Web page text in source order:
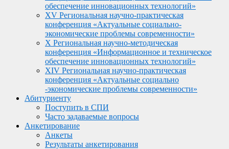
обеспечение инновационных технологий»
XV Региональная научно-практическая
конференция «Актуальные социально-
экономические проблемы современности»
X Региональная научно-методическая
конференция «Информационное и техническое
обеспечение инновационных технологий»
XIV Региональная научно-практическая
конференция «Актуальные социально
-экономические проблемы современности»
Абитуриенту
Поступить в СПИ
Часто задаваемые вопросы
Анкетирование
Анкеты
Результаты анкетирования